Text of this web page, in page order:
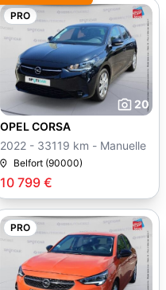
PRO
20
10 799 €
OPEL CORSA
2022 - 33119 km - Manuelle
Belfort (90000)
PRO